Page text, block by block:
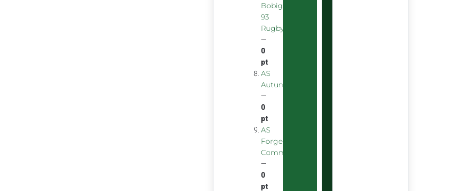
Bobigny
93
Rugby
—
0
pt
AS
Autunoise
—
0
pt
AS
Forgeron
Commentryens
—
0
pt